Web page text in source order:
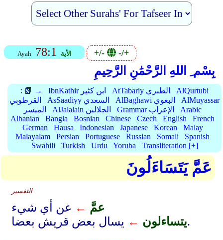
Ayah 78:1 الأية +/- -/+
بِسْم ِ اللهِ الرَّحْمَٰنِ الرَّحِيمِ
: 📗 → IbnKathir ابن كثير AtTabariy الطبري
AlQurtubi
القرطوبي
AsSaadiyy السعدي AlBaghawi البغوي
AlMuyassar
الميسر
AlJalalain الجلالين Grammar الإعراب
Arabic
Albanian
Bangla Bosnian Chinese Czech English
French
German
Hausa Indonesian Japanese Korean
Malay
Malayalam
Persian Portuguese Russian Somali
Spanish
Swahili
Turkish Urdu Yoruba Transliteration [+]
عَمَّ يَتَسَاءَلُونَ
التفسير
عمَّ ← عن أي شيء
يتساءلون ← يسال بعض قريش بعضا.